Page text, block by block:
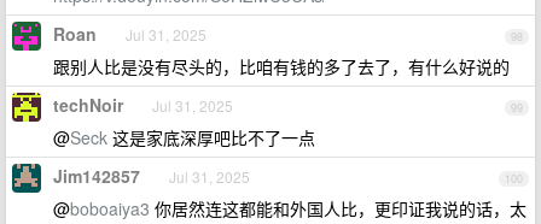
98
Roan Jul 31, 2025
跟别人比是没有尽头的，比咱有钱的多了去了，有什么好说的
99
techNoir Jul 31, 2025
@Seck 这是家底深厚吧比不了一点
100
Jim142857 Jul 31, 2025
@boboaiya3 你居然连这都能和外国人比，更印证我说的话，太